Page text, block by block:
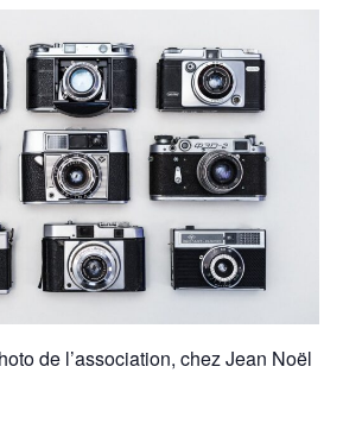
de l’association, chez Jean Noël